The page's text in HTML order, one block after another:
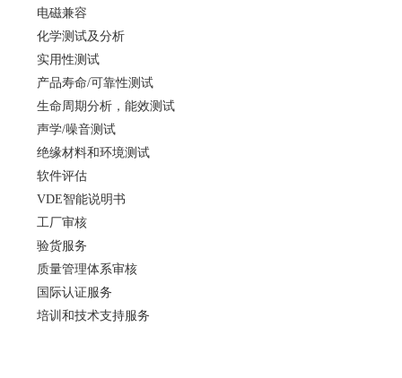
电磁兼容
化学测试及分析
实用性测试
产品寿命/可靠性测试
生命周期分析，能效测试
声学/噪音测试
绝缘材料和环境测试
软件评估
VDE智能说明书
工厂审核
验货服务
质量管理体系审核
国际认证服务
培训和技术支持服务